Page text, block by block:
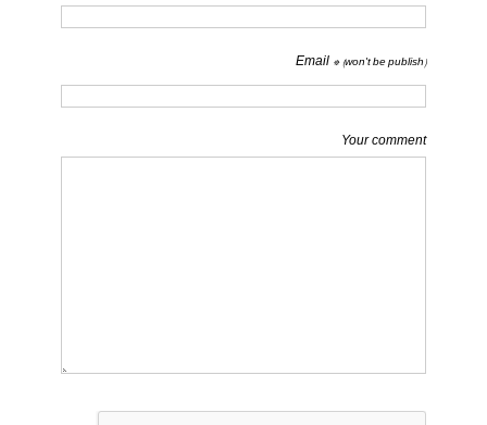
Email * (won't be publish)
Your comment